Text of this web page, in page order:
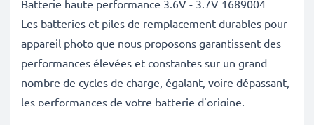
Batterie haute performance 3.6V - 3.7V 1689004
Les batteries et piles de remplacement durables pour
appareil photo que nous proposons garantissent des
performances élevées et constantes sur un grand
nombre de cycles de charge, égalant, voire dépassant,
les performances de votre batterie d'origine.